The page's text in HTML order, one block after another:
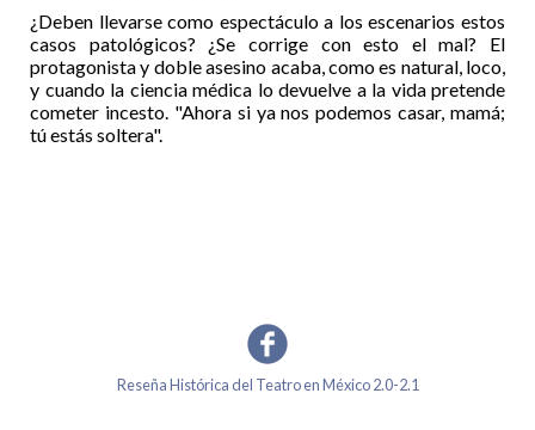
¿Deben llevarse como espectáculo a los escenarios estos
casos patológicos? ¿Se corrige con esto el mal? El
protagonista y doble asesino acaba, como es natural, loco,
y cuando la ciencia médica lo devuelve a la vida pretende
cometer incesto. "Ahora si ya nos podemos casar, mamá;
tú estás soltera".
Reseña Histórica del Teatro en México 2.0-2.1